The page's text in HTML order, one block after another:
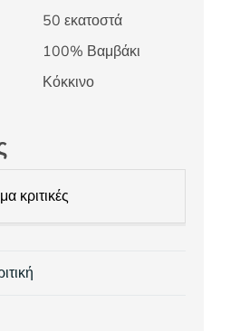
50 εκατοστά
100% Βαμβάκι
Κόκκινο
κριτικές